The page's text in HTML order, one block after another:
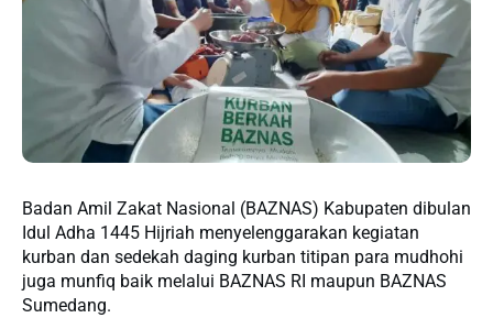
Badan Amil Zakat Nasional (BAZNAS) Kabupaten dibulan
Idul Adha 1445 Hijriah menyelenggarakan kegiatan
kurban dan sedekah daging kurban titipan para mudhohi
juga munfiq baik melalui BAZNAS RI maupun BAZNAS
Sumedang.